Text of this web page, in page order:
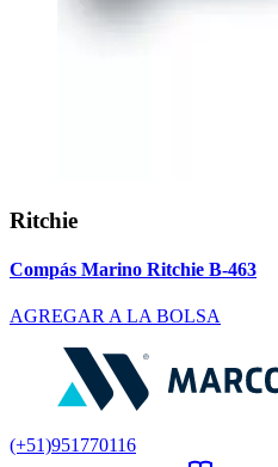
Ritchie
Compás Marino Ritchie B-463
AGREGAR A LA BOLSA
(+51)951770116